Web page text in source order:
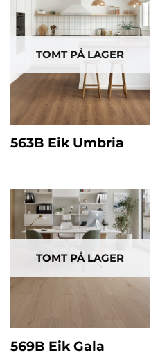
TOMT PÅ LAGER
563B Eik Umbria
TOMT PÅ LAGER
569B Eik Gala